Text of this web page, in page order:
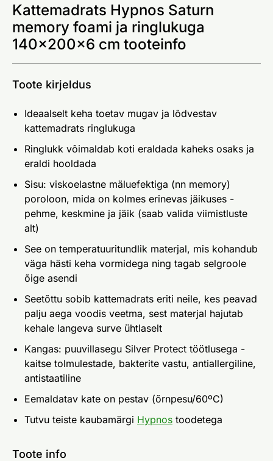
Kattemadrats Hypnos Saturn
memory foami ja ringlukuga
140x200x6 cm tooteinfo
Toote kirjeldus
Ideaalselt keha toetav mugav ja lõdvestav
kattemadrats ringlukuga
Ringlukk võimaldab koti eraldada kaheks osaks ja
eraldi hooldada
Sisu: viskoelastne mäluefektiga (nn memory)
poroloon, mida on kolmes erinevas jäikuses -
pehme, keskmine ja jäik (saab valida viimistluste
alt)
See on temperatuuritundlik materjal, mis kohandub
väga hästi keha vormidega ning tagab selgroole
õige asendi
Seetõttu sobib kattemadrats eriti neile, kes peavad
palju aega voodis veetma, sest materjal hajutab
kehale langeva surve ühtlaselt
Kangas: puuvillasegu Silver Protect töötlusega -
kaitse tolmulestade, bakterite vastu, antiallergiline,
antistaatiline
Eemaldatav kate on pestav (õrnpesu/60ºC)
Tutvu teiste kaubamärgi Hypnos toodetega
Toote info